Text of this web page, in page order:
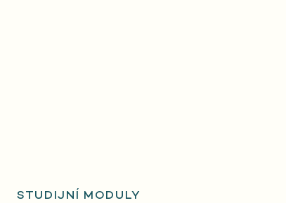
STUDIJNÍ MODULY